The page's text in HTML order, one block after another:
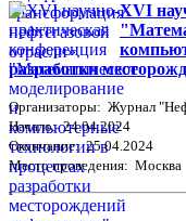
XVI
разработки
Организаторы: Журнал
Начало: 24.04.2024
Окончание: 25.04.2024
Место проведения: Москва